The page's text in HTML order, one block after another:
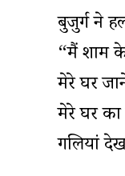
बुजुर्ग ने
“मैं शाम
मेरे घर
मेरे घर का
गलियां